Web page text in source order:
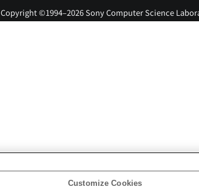
Copyright ©1994–2026 Sony Computer Science
Customize Cookies